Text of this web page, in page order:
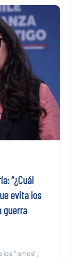
“¿Cuál
evita los
guerra
los “ismos”,